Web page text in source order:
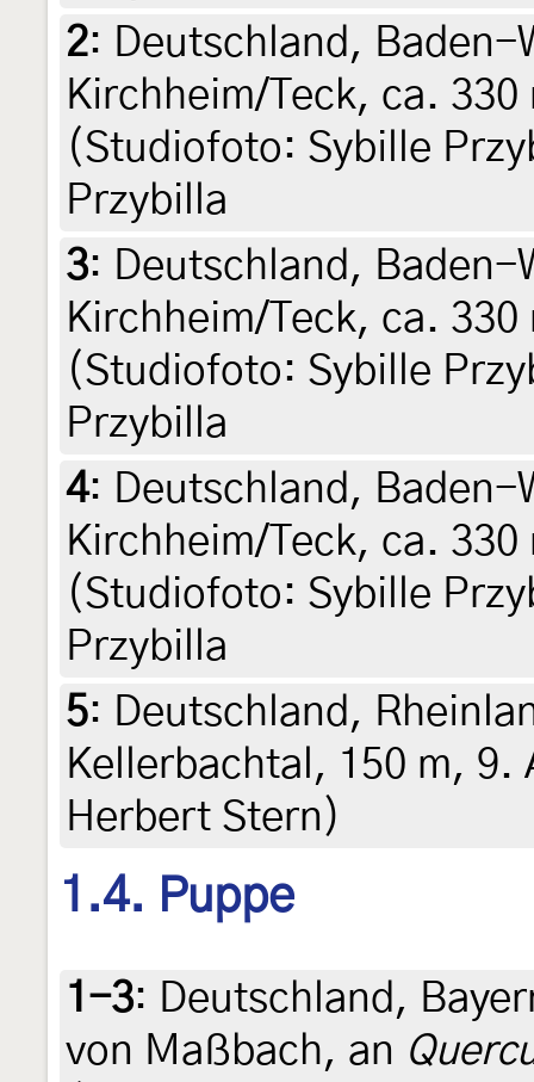
2: Deutschland, Baden-
Kirchheim/Teck, ca.
(Studiofoto: Sybille
Przybilla
3: Deutschland, Baden-
Kirchheim/Teck, ca.
(Studiofoto: Sybille
Przybilla
4: Deutschland, Baden-
Kirchheim/Teck, ca.
(Studiofoto: Sybille
Przybilla
5: Deutschland,
Kellerbachtal, 150 m,
Herbert Stern)
1.4. Puppe
1-3: Deutschland,
von Maßbach, an